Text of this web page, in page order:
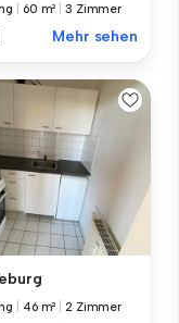
60 m² |3 Zimmer
Mehr sehen
46 m² |2 Zimmer